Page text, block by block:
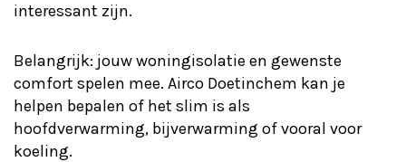
interessant zijn.
Belangrijk: jouw woningisolatie en gewenste
comfort spelen mee. Airco Doetinchem kan je
helpen bepalen of het slim is als
hoofdverwarming, bijverwarming of vooral voor
koeling.